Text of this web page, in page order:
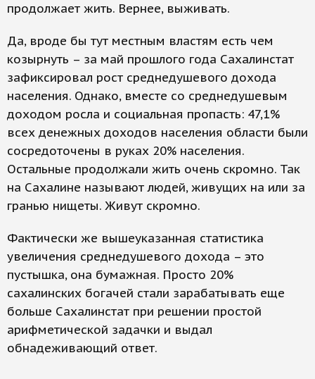
продолжает жить. Вернее, выживать.
Да, вроде бы тут местным властям есть чем
козырнуть – за май прошлого года Сахалинстат
зафиксировал рост среднедушевого дохода
населения. Однако, вместе со среднедушевым
доходом росла и социальная пропасть: 47,1%
всех денежных доходов населения области были
сосредоточены в руках 20% населения.
Остальные продолжали жить очень скромно. Так
на Сахалине называют людей, живущих на или за
гранью нищеты. Живут скромно.
Фактически же вышеуказанная статистика
увеличения среднедушевого дохода – это
пустышка, она бумажная. Просто 20%
сахалинских богачей стали зарабатывать еще
больше Сахалинстат при решении простой
арифметической задачки и выдал
обнадеживающий ответ.